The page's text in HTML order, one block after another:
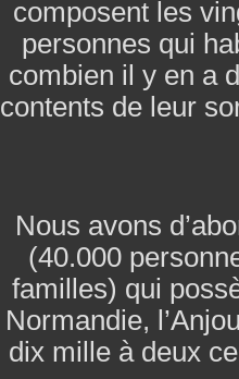
composent les
personnes qui
combien il y en a
contents de leur
Nous avons
(40.000
familles) qui
Normandie,
dix mille à deux